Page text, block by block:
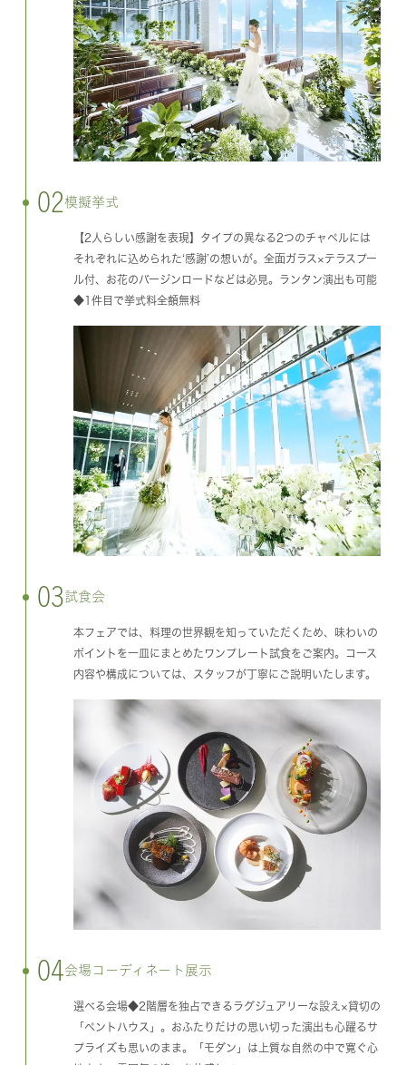
02模擬挙式
【2人らしい感謝を表現】タイプの異なる2つのチャペルには
それぞれに込められた‘感謝’の想いが。全面ガラス×テラスプー
ル付、お花のバージンロードなどは必見。ランタン演出も可能
◆1件目で挙式料全額無料
03試食会
本フェアでは、料理の世界観を知っていただくため、味わいの
ポイントを一皿にまとめたワンプレート試食をご案内。コース
内容や構成については、スタッフが丁寧にご説明いたします。
04会場コーディネート展示
選べる会場◆2階層を独占できるラグジュアリーな設え×貸切の
「ペントハウス」。おふたりだけの思い切った演出も心躍るサ
プライズも思いのまま。「モダン」は上質な自然の中で寛ぐ心